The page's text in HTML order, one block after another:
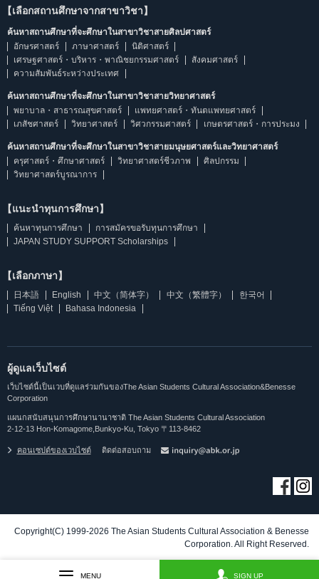
【เลือกสถานศึกษาจากสาขาวิชา】
ค้นหาสถานศึกษาที่จะศึกษาในสาขาวิชาสายศิลปศาสตร์
อักษรศาสตร์
ภาษาศาสตร์
นิติศาสตร์
เศรษฐศาสตร์・บริหาร・พาณิชยกรรมศาสตร์
สังคมศาสตร์
ความสัมพันธ์ระหว่างประเทศ
ค้นหาสถานศึกษาที่จะศึกษาในสาขาวิชาสายวิทยาศาสตร์
พยาบาล・สาธารณสุขศาสตร์
แพทยศาสตร์・ทันตแพทยศาสตร์
เภสัชศาสตร์
วิทยาศาสตร์ วิศวกรรมศาสตร์ เกษตรศาสตร์・การประมง
ค้นหาสถานศึกษาที่จะศึกษาในสาขาวิชาสายมนุษยศาสตร์และวิทยาศาสตร์
ครุศาสตร์・ศึกษาศาสตร์
วิทยาศาสตร์ชีวภาพ
ศิลปกรรม
วิทยาศาสตร์บูรณาการ
【แนะนำทุนการศึกษา】
ค้นหาทุนการศึกษา
การสมัครขอรับทุนการศึกษา
JAPAN STUDY SUPPORT Scholarships
【เลือกภาษา】
日本語 English 中文（简体字） 中文（繁體字）
한국어
Tiếng Việt
Bahasa Indonesia
ผู้ดูแลเว็บไซต์
เว็บไซต์นี้เป็นเวบที่ดูแลร่วมกันของThe Asian Students Cultural Association&Benesse
Corporation
แผนกสนับสนุนการศึกษานานาชาติ The Asian Students Cultural Association
2-12-13 Hon-Komagome,Bunkyo-Ku, Tokyo 〒113-8462
คอนเซปต์ของเวบไซต์ ติดต่อสอบถาม
Copyright(C) 1999-2026 The Asian Students Cultural Association & Benesse
Corporation. All Right Reserved.
MENU SIGN UP